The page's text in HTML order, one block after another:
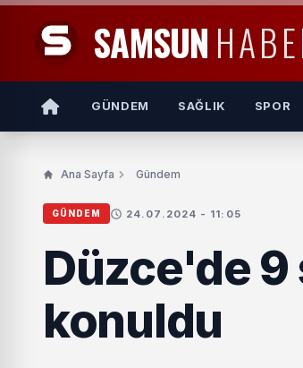
SAMSUN
GÜNDEM SAĞLIK SPOR
Ana Sayfa Gündem
GÜNDEM 24.07.2024 - 11:05
Düzce'de
konuldu